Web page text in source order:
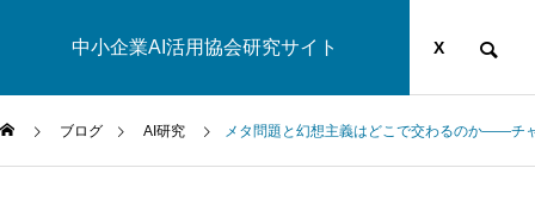
中小企業AI活用協会研究サイト
運営団体 YOUTUBE X
ブログ AI研究 メタ問題と幻想主義はどこで交わるのか——チ